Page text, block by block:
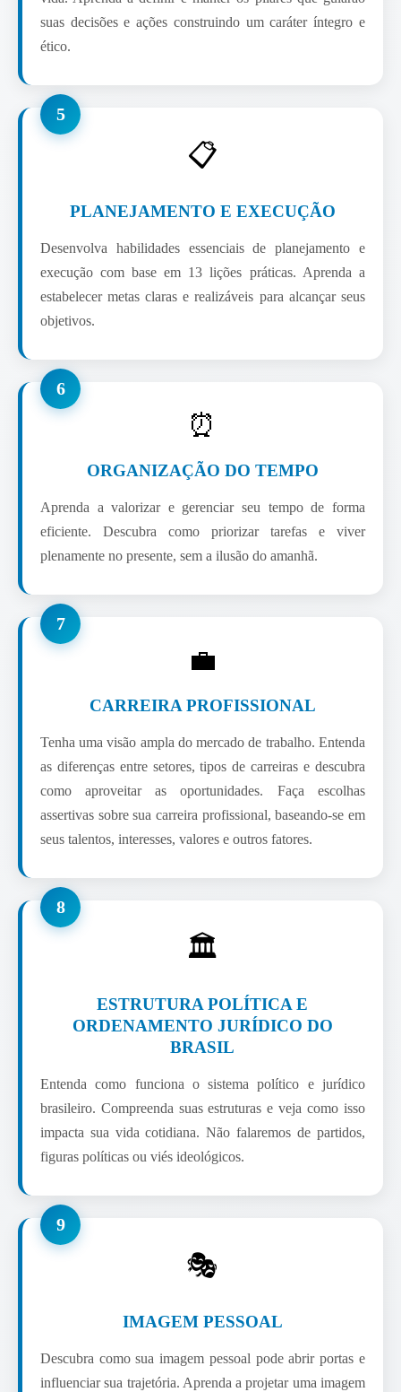
suas decisões e ações construindo um caráter íntegro e
ético.
5
📋
PLANEJAMENTO E EXECUÇÃO
Desenvolva habilidades essenciais de planejamento e
execução com base em 13 lições práticas. Aprenda a
estabelecer metas claras e realizáveis para alcançar seus
objetivos.
6
⏰
ORGANIZAÇÃO DO TEMPO
Aprenda a valorizar e gerenciar seu tempo de forma
eficiente. Descubra como priorizar tarefas e viver
plenamente no presente, sem a ilusão do amanhã.
7
💼
CARREIRA PROFISSIONAL
Tenha uma visão ampla do mercado de trabalho. Entenda
as diferenças entre setores, tipos de carreiras e descubra
como aproveitar as oportunidades. Faça escolhas
assertivas sobre sua carreira profissional, baseando-se em
seus talentos, interesses, valores e outros fatores.
8
🏛️
ESTRUTURA POLÍTICA E
ORDENAMENTO JURÍDICO DO
BRASIL
Entenda como funciona o sistema político e jurídico
brasileiro. Compreenda suas estruturas e veja como isso
impacta sua vida cotidiana. Não falaremos de partidos,
figuras políticas ou viés ideológicos.
9
🎭
IMAGEM PESSOAL
Descubra como sua imagem pessoal pode abrir portas e
influenciar sua trajetória. Aprenda a projetar uma imagem